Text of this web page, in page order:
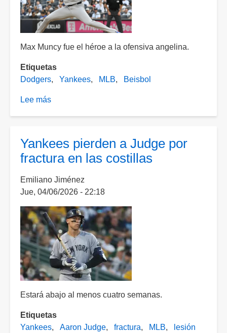
Max Muncy fue el héroe a la ofensiva angelina.
Etiquetas
Dodgers
Yankees MLB Beisbol
Lee más
los
Yankees
sólida
apertura
de
Roki
Sasaki
Yankees pierden a Judge por
fractura en las costillas
Emiliano Jiménez
Jue, 04/06/2026 - 22:18
Estará abajo al menos cuatro semanas.
Etiquetas
Yankees
Aaron Judge fractura MLB lesión